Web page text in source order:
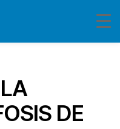
DE